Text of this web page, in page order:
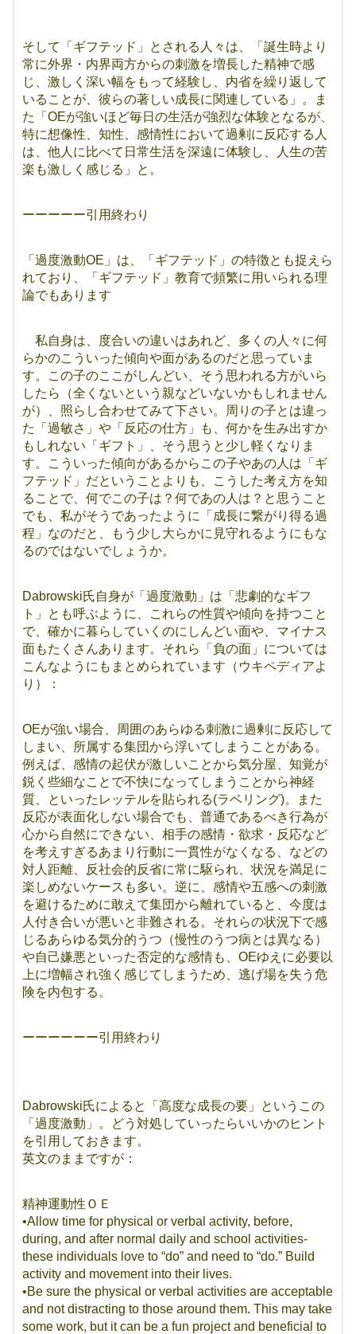
そして「ギフテッド」とされる人々は、「誕生時より
常に外界・内界両方からの刺激を増長した精神で感
じ、激しく深い幅をもって経験し、内省を繰り返して
いることが、彼らの著しい成長に関連している」。ま
た「OEが強いほど毎日の生活が強烈な体験となるが、
特に想像性、知性、感情性において過剰に反応する人
は、他人に比べて日常生活を深遠に体験し、人生の苦
楽も激しく感じる」と。
ーーーーー引用終わり
「過度激動OE」は、「ギフテッド」の特徴とも捉えら
れており、「ギフテッド」教育で頻繁に用いられる理
論でもあります
私自身は、度合いの違いはあれど、多くの人々に何
らかのこういった傾向や面があるのだと思っていま
す。この子のここがしんどい、そう思われる方がいら
したら（全くないという親などいないかもしれません
が）、照らし合わせてみて下さい。周りの子とは違っ
た「過敏さ」や「反応の仕方」も、何かを生み出すか
もしれない「ギフト」、そう思うと少し軽くなりま
す。こういった傾向があるからこの子やあの人は「ギ
フテッド」だということよりも、こうした考え方を知
ることで、何でこの子は？何であの人は？と思うこと
でも、私がそうであったように「成長に繋がり得る過
程」なのだと、もう少し大らかに見守れるようにもな
るのではないでしょうか。
Dabrowski氏自身が「過度激動」は「悲劇的なギフ
ト」とも呼ぶように、これらの性質や傾向を持つこと
で、確かに暮らしていくのにしんどい面や、マイナス
面もたくさんあります。それら「負の面」については
こんなようにもまとめられています（ウキペディアよ
り）：
OEが強い場合、周囲のあらゆる刺激に過剰に反応して
しまい、所属する集団から浮いてしまうことがある。
例えば、感情の起伏が激しいことから気分屋、知覚が
鋭く些細なことで不快になってしまうことから神経
質、といったレッテルを貼られる(ラベリング)。また
反応が表面化しない場合でも、普通であるべき行為が
心から自然にできない、相手の感情・欲求・反応など
を考えすぎるあまり行動に一貫性がなくなる、などの
対人距離、反社会的反省に常に駆られ、状況を満足に
楽しめないケースも多い。逆に、感情や五感への刺激
を避けるために敢えて集団から離れていると、今度は
人付き合いが悪いと非難される。それらの状況下で感
じるあらゆる気分的うつ（慢性のうつ病とは異なる）
や自己嫌悪といった否定的な感情も、OEゆえに必要以
上に増幅され強く感じてしまうため、逃げ場を失う危
険を内包する。
ーーーーーー引用終わり
Dabrowski氏によると「高度な成長の要」というこの
「過度激動」。どう対処していったらいいかのヒント
を引用しておきます。
英文のままですが：
精神運動性ＯＥ
•Allow time for physical or verbal activity, before,
during, and after normal daily and school activities-
these individuals love to “do” and need to “do.” Build
activity and movement into their lives.
•Be sure the physical or verbal activities are acceptable
and not distracting to those around them. This may take
some work, but it can be a fun project and beneficial to